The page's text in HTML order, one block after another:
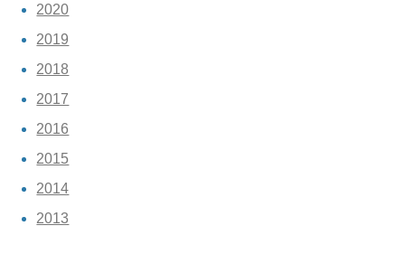
2020
2019
2018
2017
2016
2015
2014
2013